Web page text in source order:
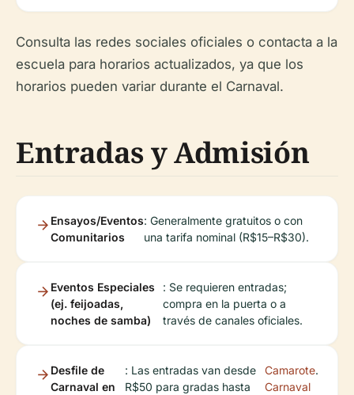
Consulta las redes sociales oficiales o contacta a la
escuela para horarios actualizados, ya que los
horarios pueden variar durante el Carnaval.
Entradas y Admisión
Ensayos/Eventos
Comunitarios
: Generalmente gratuitos o con
una tarifa nominal (R$15–R$30).
Eventos Especiales
(ej. feijoadas,
noches de samba)
: Se requieren entradas;
compra en la puerta o a
través de canales oficiales.
Desfile de
Carnaval en
: Las entradas van desde
R$50 para gradas hasta
Camarote
Carnaval
.